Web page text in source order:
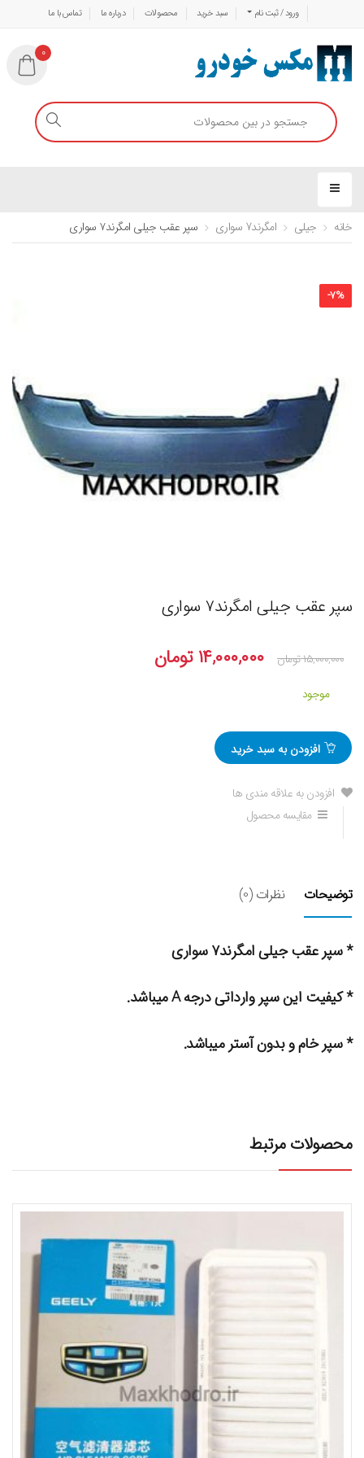
ورود / ثبت نام سبد خرید محصولات درباره ما تماس با ما
0
خانه جیلی امگرند7 سواری سپر عقب جیلی امگرند۷ سواری
-7%
سپر عقب جیلی امگرند۷ سواری
۱۵,۰۰۰,۰۰۰تومان ۱۴,۰۰۰,۰۰۰ تومان
موجود
افزودن به سبد خرید
افزودن به علاقه مندی ها
مقایسه محصول
توضیحات نظرات (0)
* سپر عقب جیلی امگرند۷ سواری
* کیفیت این سپر وارداتی درجه A میباشد.
* سپر خام و بدون آستر میباشد.
محصولات مرتبط